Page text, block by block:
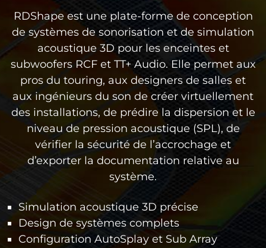
RDShape est une plate-forme de conception
de systèmes de sonorisation et de simulation
acoustique 3D pour les enceintes et
subwoofers RCF et TT+ Audio. Elle permet aux
pros du touring, aux designers de salles et
aux ingénieurs du son de créer virtuellement
des installations, de prédire la dispersion et le
niveau de pression acoustique (SPL), de
vérifier la sécurité de l’accrochage et
d’exporter la documentation relative au
système.
Simulation acoustique 3D précise
Design de systèmes complets
Configuration AutoSplay et Sub Array